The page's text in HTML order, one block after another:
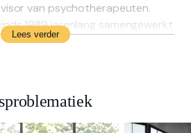
van psychotherapeuten.
1989 jarenlang samengewerkt
de psycholoog die
Schema Therapy. Tevens is
boek “Disarming the
in 10 verschillende talen. Zij is
Lees verder